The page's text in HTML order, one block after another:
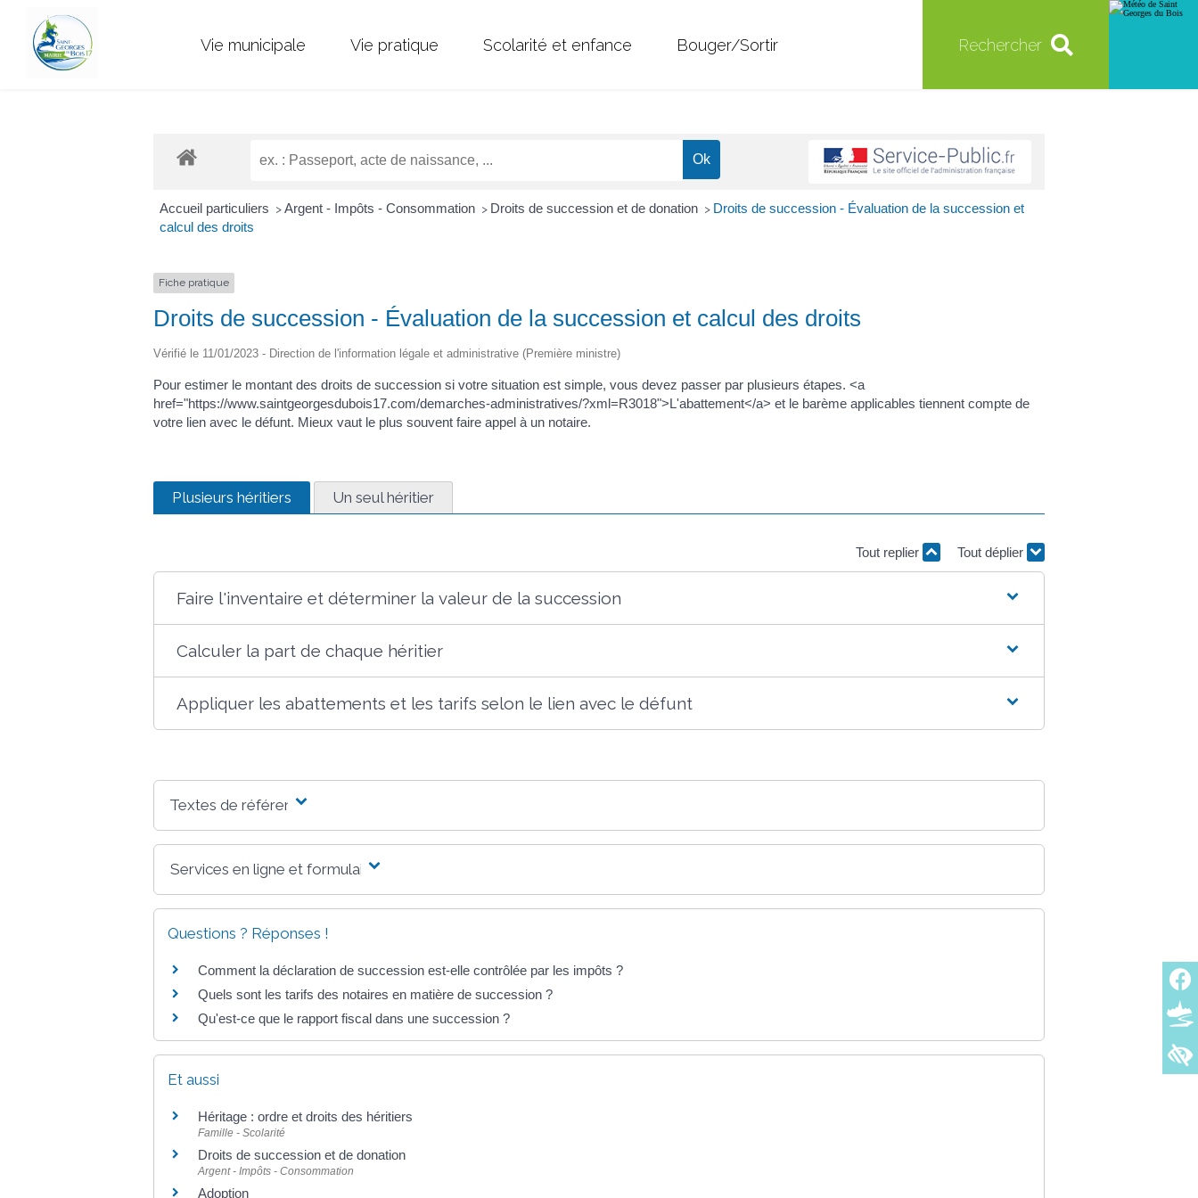
Vie municipale Vie pratique Scolarité et enfance Bouger/Sortir Rechercher
Accueil particuliers > Argent - Impôts - Consommation > Droits de succession et de donation > Droits de succession - Évaluation de la succession et
calcul des droits
Fiche pratique
Droits de succession - Évaluation de la succession et calcul des droits
Vérifié le 11/01/2023 - Direction de l'information légale et administrative (Première ministre)
Pour estimer le montant des droits de succession si votre situation est simple, vous devez passer par plusieurs étapes. <a
href="https://www.saintgeorgesdubois17.com/demarches-administratives/?xml=R3018">L'abattement</a> et le barème applicables tiennent compte de
votre lien avec le défunt. Mieux vaut le plus souvent faire appel à un notaire.
Plusieurs héritiers Un seul héritier
Tout replier Tout déplier
Faire l'inventaire et déterminer la valeur de la succession
Calculer la part de chaque héritier
Appliquer les abattements et les tarifs selon le lien avec le défunt
Textes de référence
Services en ligne et formulaires
Questions ? Réponses !
Comment la déclaration de succession est-elle contrôlée par les impôts ?
Quels sont les tarifs des notaires en matière de succession ?
Qu'est-ce que le rapport fiscal dans une succession ?
Et aussi
Héritage : ordre et droits des héritiers
Famille - Scolarité
Droits de succession et de donation
Argent - Impôts - Consommation
Adoption